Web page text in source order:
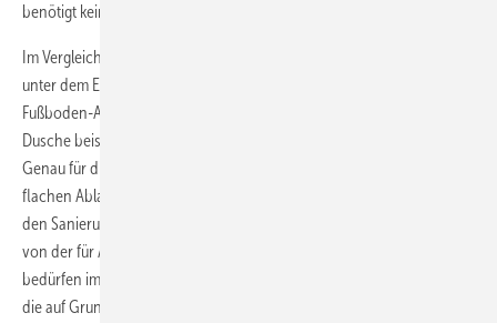
benötigt kein zusätzliches Element.
Im Vergleich zur klassischen Folien-Abdichtung nach DIN 18195-5
unter dem Estrich sind nur im Dünnbettverfahren die geringen
Fußboden-Aufbauhöhen möglich, durch die eine bodengleiche
Dusche beispielsweise in einem Altbau überhaupt erst realisierbar ist.
Genau für diesen Einsatzbereich hat Sys­tem­anbieter Viega den
flachen Ablauf im Programm, der mit einer Bauhöhe von 70 mm für
den Sanierungsmarkt geeignet ist. Ver­bund­abdichtungen sind nicht
von der für Abdichtungen geltenden DIN 18195 erfasst, sondern
bedürfen im geregelten Bereich einer bauaufsichtlichen Zulassung,
die auf Grundlage eines allgemeinen bauaufsichtlichen